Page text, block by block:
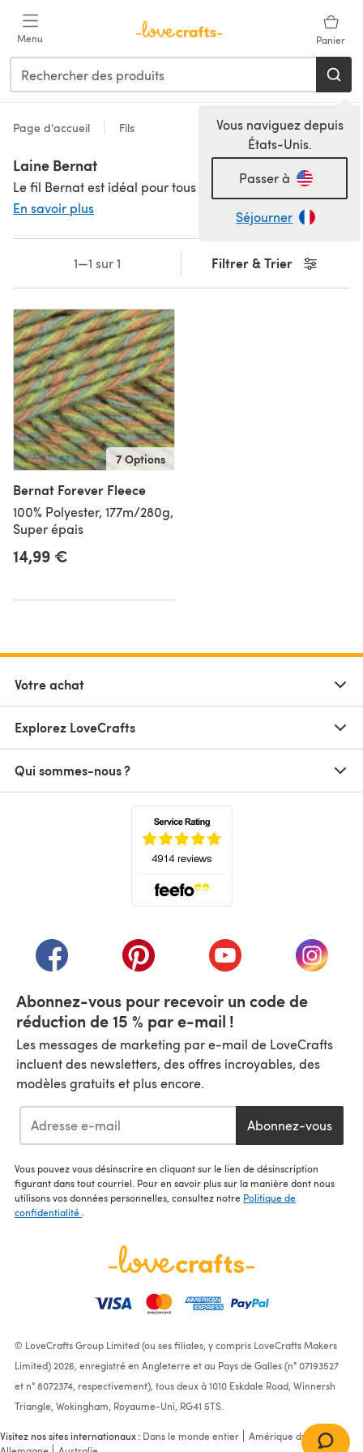
Menu Panier
Vous naviguez depuis
États-Unis.
Passer à
Séjourner
Page d'accueil Fils
Laine Bernat
En savoir plus
Filtrer & Trier
1—1 sur 1
7 Options
Bernat Forever Fleece
100% Polyester, 177m/280g,
Super épais
14,99 €
Votre achat
Explorez LoveCrafts
Qui sommes-nous ?
(s'ouvre dans un nouvel onglet)
(s'ouvre dans un nouvel onglet)
(s'ouvre dans un(s'ouvre
Abonnez-vous pour recevoir un code de
réduction de 15 % par e-mail !
Les messages de marketing par e-mail de LoveCrafts
incluent des newsletters, des offres incroyables, des
modèles gratuits et plus encore.
Abonnez-vous
Vous pouvez vous désinscrire en cliquant sur le lien de désinscription
figurant dans tout courriel. Pour en savoir plus sur la manière dont nous
utilisons vos données personnelles, consultez notre Politique de
confidentialité .
© LoveCrafts Group Limited (ou ses filiales, y compris LoveCrafts Makers
Limited) 2026, enregistré en Angleterre et au Pays de Galles (n° 07193527
et n° 8072374, respectivement), tous deux à 1010 Eskdale Road, Winnersh
Triangle, Wokingham, Royaume-Uni, RG41 5TS.
Visitez nos sites internationaux : Dans le monde entier
Amérique du Nord